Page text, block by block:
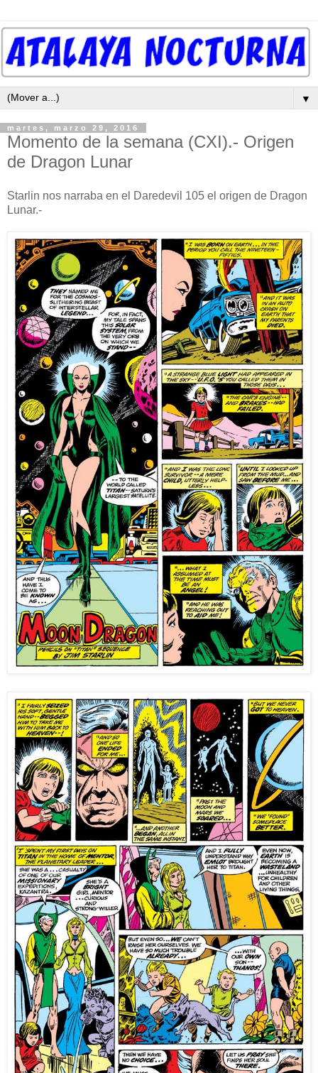
▼
martes, marzo 29, 2016
Momento de la semana (CXI).- Origen
de Dragon Lunar
Starlin nos narraba en el Daredevil 105 el origen de Dragon
Lunar.-